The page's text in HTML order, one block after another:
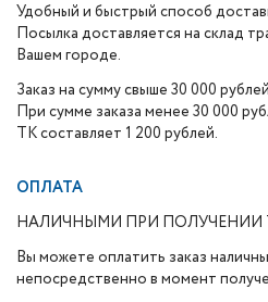
Удобный и быстрый способ
Посылка доставляется на склад
Вашем городе.
Заказ на сумму свыше 30 000
При сумме заказа менее 30 000
ТК составляет 1 200 рублей.
ОПЛАТА
НАЛИЧНЫМИ ПРИ ПОЛУЧЕНИИ
Вы можете оплатить заказ
непосредственно в момент